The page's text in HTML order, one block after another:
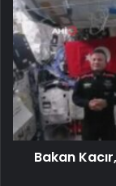
Bakan